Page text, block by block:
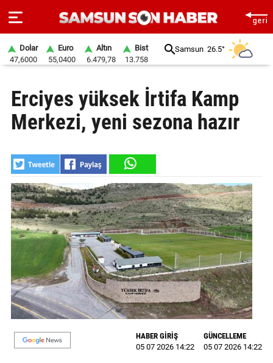
SAYFA
SAMSUN
SAMSUNSPOR
GÜNDEM
SİYASET
EKONOMİ
DÜNYA
MAGAZİN
GALERİ
VİDEO
Dolar
47,6000
Euro
55,0400
Altın
6.479,78
Bist
13.758
Samsun 26.5°
Erciyes yüksek İrtifa Kamp
Merkezi, yeni sezona hazır
HABER GİRİŞ
05 07 2026 14:22
GÜNCELLEME
05 07 2026 14:22